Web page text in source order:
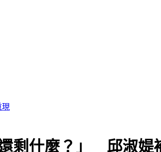
買原價」
剩什麼？」 邱淑媞